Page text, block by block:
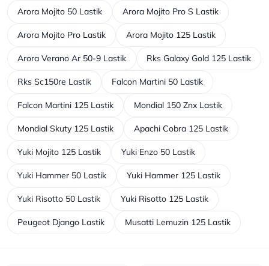
Arora Mojito 50 Lastik Arora Mojito Pro S Lastik
Arora Mojito Pro Lastik Arora Mojito 125 Lastik
Arora Verano Ar 50-9 Lastik Rks Galaxy Gold 125 Lastik
Rks Sc150re Lastik Falcon Martini 50 Lastik
Falcon Martini 125 Lastik Mondial 150 Znx Lastik
Mondial Skuty 125 Lastik Apachi Cobra 125 Lastik
Yuki Mojito 125 Lastik Yuki Enzo 50 Lastik
Yuki Hammer 50 Lastik Yuki Hammer 125 Lastik
Yuki Risotto 50 Lastik Yuki Risotto 125 Lastik
Peugeot Django Lastik Musatti Lemuzin 125 Lastik